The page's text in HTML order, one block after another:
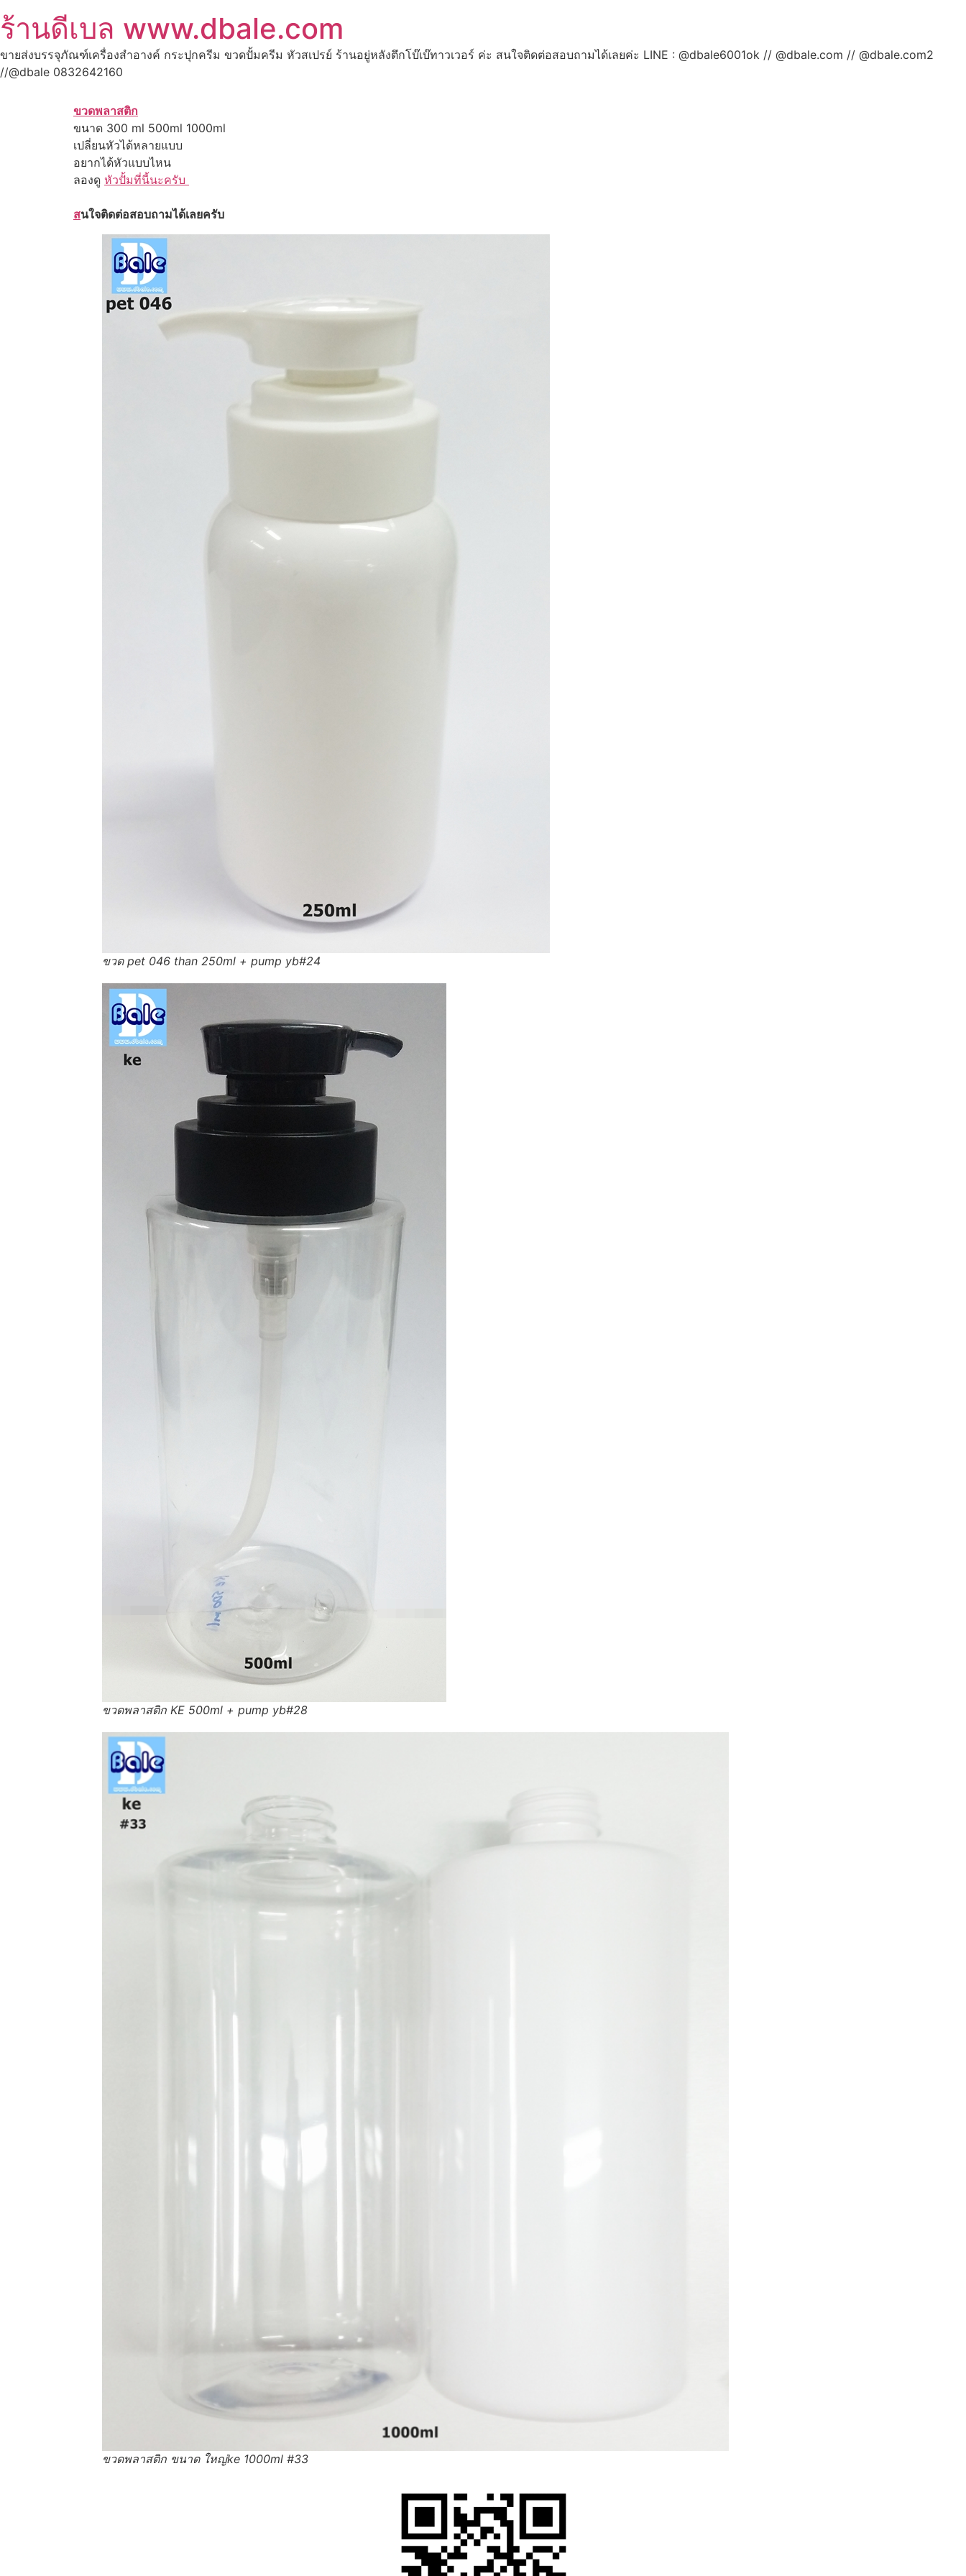
ร้านดีเบล www.dbale.com
ขายส่งบรรจุภัณฑ์เครื่องสำอางค์ กระปุกครีม ขวดปั้มครีม หัวสเปรย์ ร้านอยู่หลังตึกโบ๊เบ๊ทาวเวอร์ ค่ะ สนใจติดต่อสอบถามได้เลยค่ะ LINE : @dbale6001ok // @dbale.com // @dbale.com2
//@dbale 0832642160
ขวดพลาสติก
ขนาด 300 ml 500ml 1000ml
เปลี่ยนหัวได้หลายแบบ
อยากได้หัวแบบไหน
ลองดู หัวปั้มที่นี้นะครับ
สนใจติดต่อสอบถามได้เลยครับ
ขวด pet 046 than 250ml + pump yb#24
ขวดพลาสติก KE 500ml + pump yb#28
ขวดพลาสติก ขนาด ใหญ่ke 1000ml #33